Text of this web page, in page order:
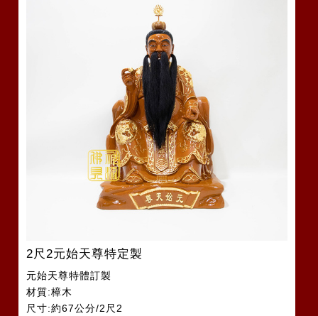
2尺2元始天尊特定製
元始天尊特體訂製
材質:樟木
尺寸:約67公分/2尺2